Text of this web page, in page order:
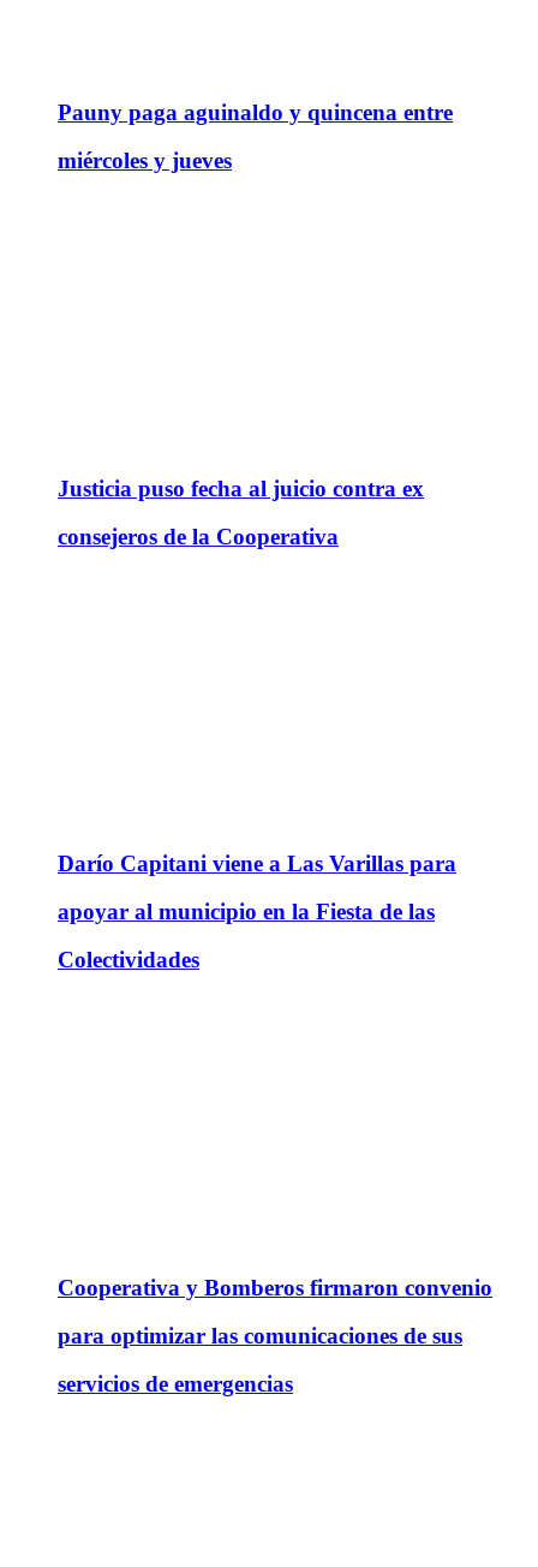
Pauny paga aguinaldo y quincena entre
miércoles y jueves
Justicia puso fecha al juicio contra ex
consejeros de la Cooperativa
Darío Capitani viene a Las Varillas para
apoyar al municipio en la Fiesta de las
Colectividades
Cooperativa y Bomberos firmaron convenio
para optimizar las comunicaciones de sus
servicios de emergencias